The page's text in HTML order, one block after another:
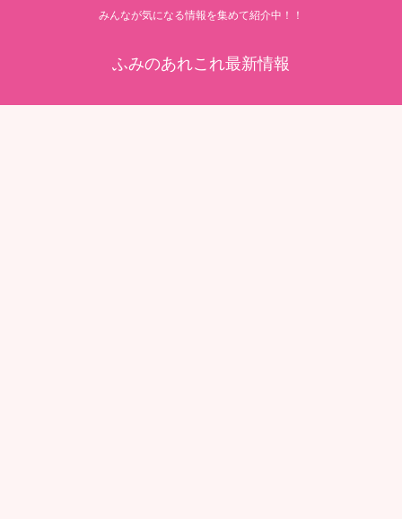
みんなが気になる情報を集めて紹介中！！
ふみのあれこれ最新情報